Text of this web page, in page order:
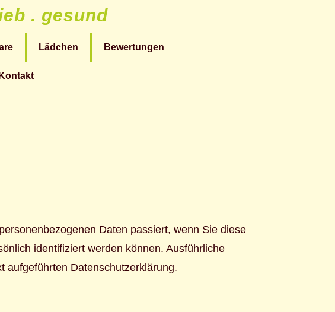
. gesund
Lädchen Bewertungen
Kontakt
Daten passiert, wenn Sie diese
identifiziert werden können. Ausführliche
aufgeführten Datenschutzerklärung.